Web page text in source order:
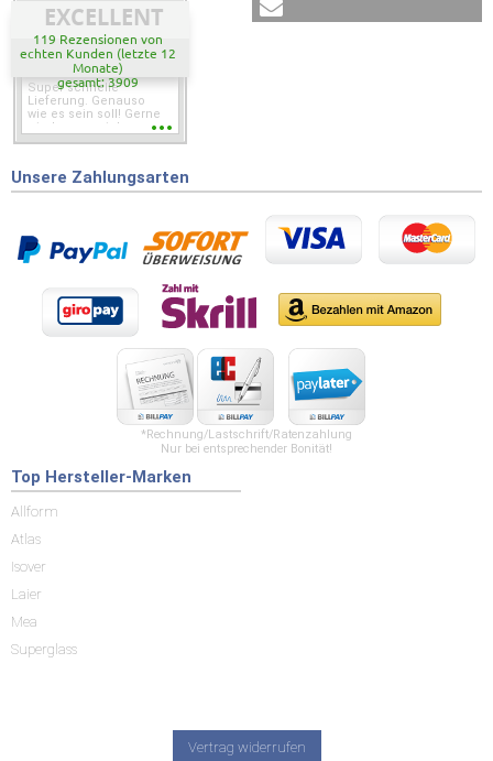
EXCELLENT
119 Rezensionen von
echten Kunden (letzte 12
Monate)
gesamt: 3909
Super schnelle
Lieferung. Genauso
wie es sein soll! Gerne
wieder wenn ich was
Unsere Zahlungsarten
*Rechnung/Lastschrift/Ratenzahlung
Nur bei entsprechender Bonität!
Top Hersteller-Marken
Allform
Atlas
Isover
Laier
Mea
Superglass
Vertrag widerrufen